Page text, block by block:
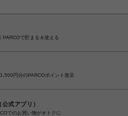
PARCOで貯まる＆使える
円分のPARCOポイント進呈
式アプリ）
でのお買い物がオトクに